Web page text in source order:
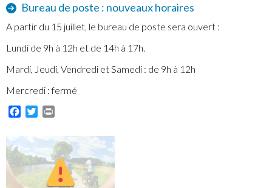
Bureau de poste : nouveaux horaires
A partir du 15 juillet, le bureau de poste sera ouvert :
Lundi de 9h à 12h et de 14h à 17h.
Mardi, Jeudi, Vendredi et Samedi : de 9h à 12h
Mercredi : fermé
Facebook
Twitter